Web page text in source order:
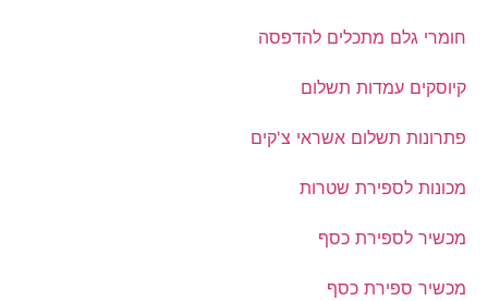
חומרי גלם מתכלים להדפסה
קיוסקים עמדות תשלום
פתרונות תשלום אשראי צ'קים
מכונות לספירת שטרות
מכשיר לספירת כסף
מכשיר ספירת כסף